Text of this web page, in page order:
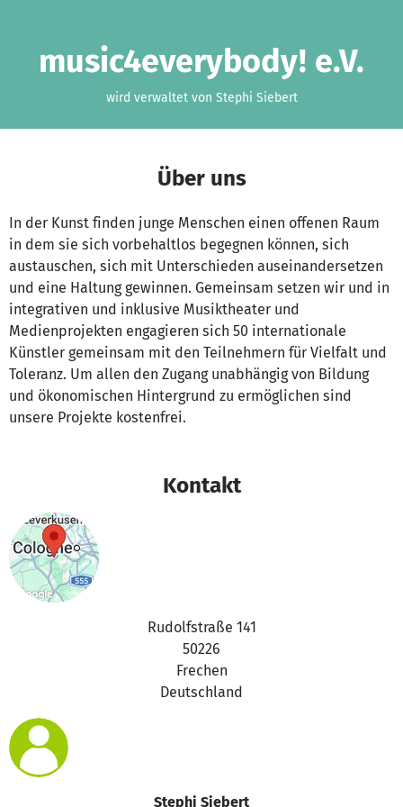
music4everybody! e.V.
wird verwaltet von Stephi Siebert
Über uns
In der Kunst finden junge Menschen einen offenen Raum
in dem sie sich vorbehaltlos begegnen können, sich
austauschen, sich mit Unterschieden auseinandersetzen
und eine Haltung gewinnen. Gemeinsam setzen wir und in
integrativen und inklusive Musiktheater und
Medienprojekten engagieren sich 50 internationale
Künstler gemeinsam mit den Teilnehmern für Vielfalt und
Toleranz. Um allen den Zugang unabhängig von Bildung
und ökonomischen Hintergrund zu ermöglichen sind
unsere Projekte kostenfrei.
Kontakt
Rudolfstraße 141
50226
Frechen
Deutschland
Stephi Siebert